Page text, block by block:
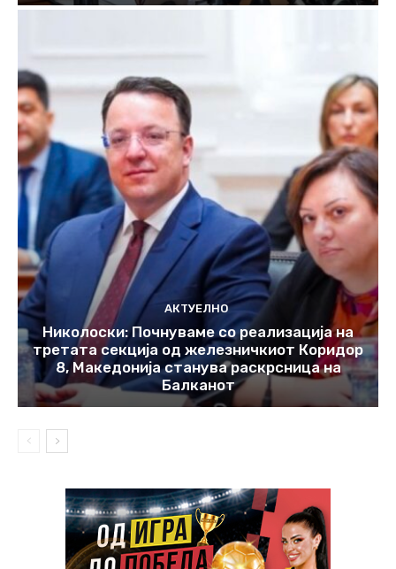
АКТУЕЛНО
Николоски: Почнуваме со реализација на
третата секција од железничкиот Коридор
8, Македонија станува раскрсница на
Балканот